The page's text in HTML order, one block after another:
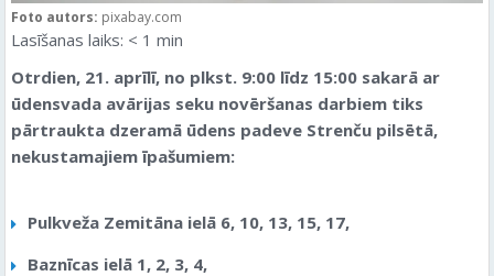
Foto autors: pixabay.com
Lasīšanas laiks: < 1 min
Otrdien, 21. aprīlī, no plkst. 9:00 līdz 15:00 sakarā ar
ūdensvada avārijas seku novēršanas darbiem tiks
pārtraukta dzeramā ūdens padeve Strenču pilsētā,
nekustamajiem īpašumiem:
Pulkveža Zemitāna ielā 6, 10, 13, 15, 17,
Baznīcas ielā 1, 2, 3, 4,